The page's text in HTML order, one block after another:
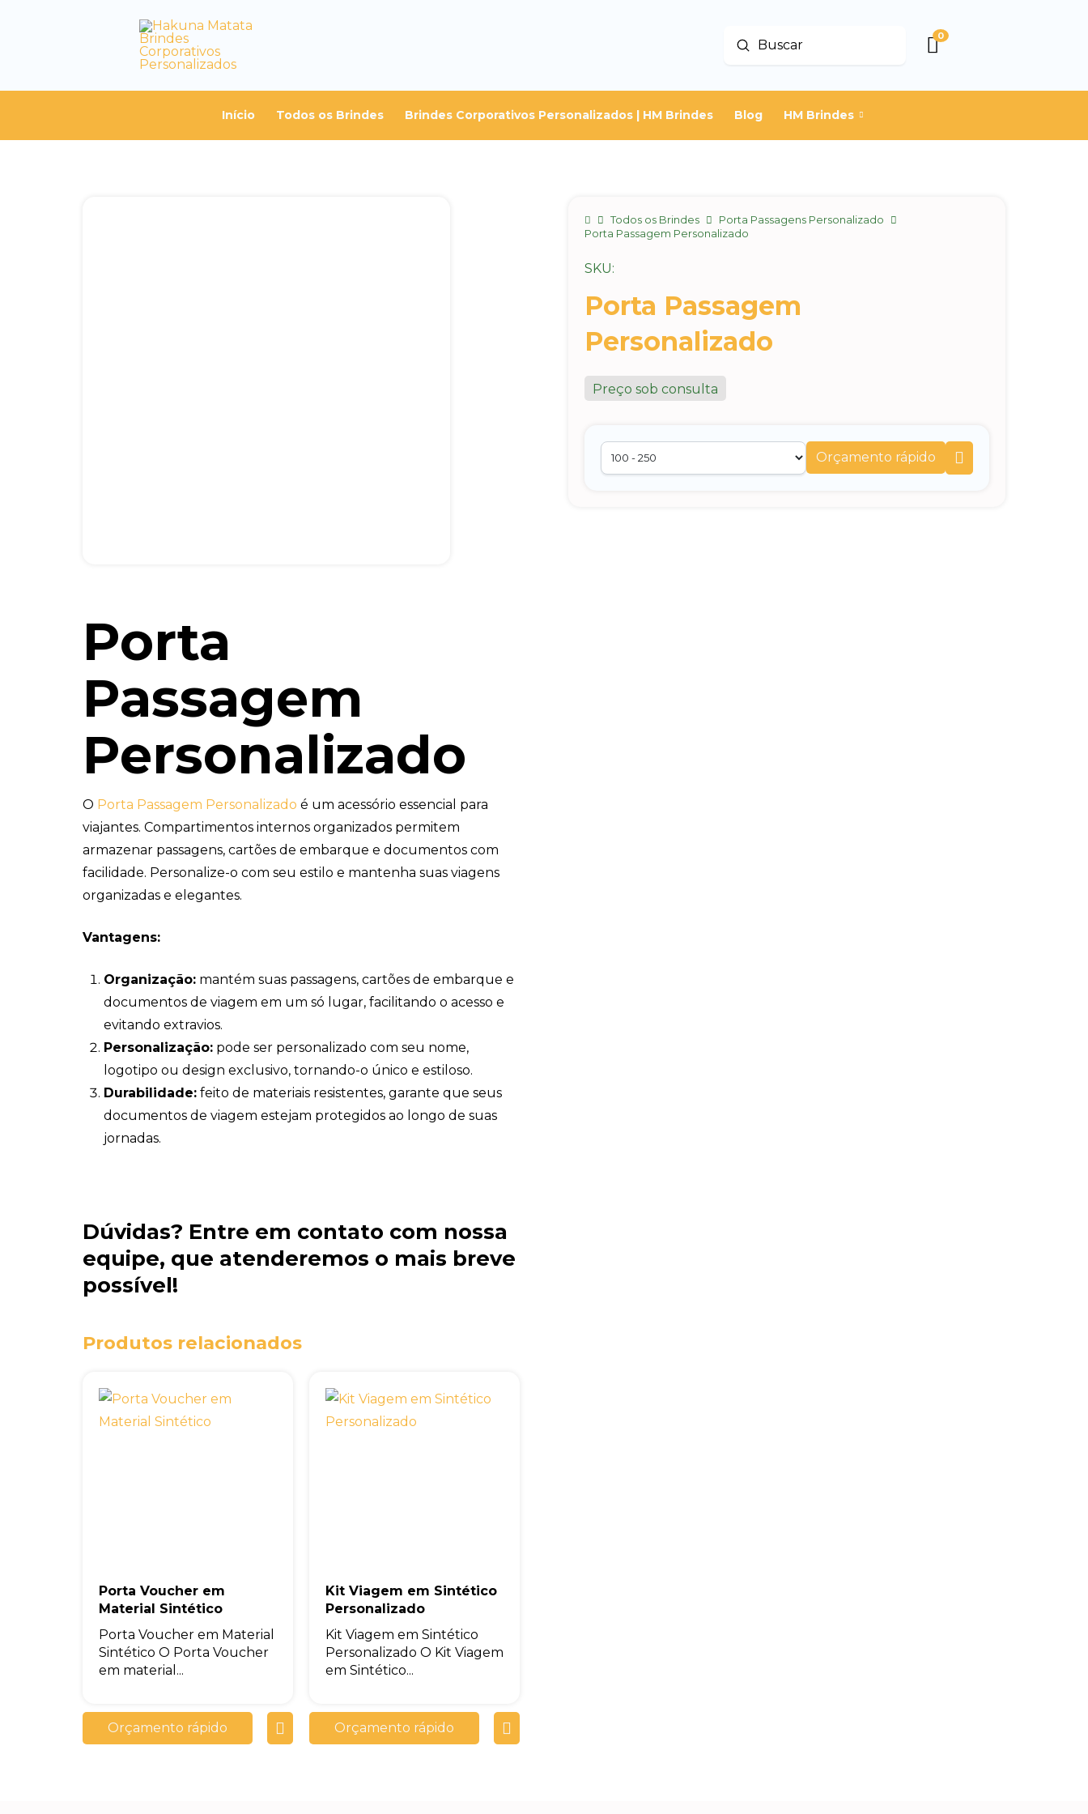
Buscar
Enviar
0
Início Todos os Brindes Brindes Corporativos Personalizados | HM Brindes Blog HM Brindes
HomeTodos os Brindes
Porta Passagens Personalizado
Porta Passagem Personalizado
SKU:
Porta Passagem
Personalizado
Preço sob consulta
Orçamento rápido
Porta
Passagem
Personalizado
O Porta Passagem Personalizado é um acessório essencial para
viajantes. Compartimentos internos organizados permitem
armazenar passagens, cartões de embarque e documentos com
facilidade. Personalize-o com seu estilo e mantenha suas viagens
organizadas e elegantes.
Vantagens:
Organização: mantém suas passagens, cartões de embarque e
documentos de viagem em um só lugar, facilitando o acesso e
evitando extravios.
Personalização: pode ser personalizado com seu nome,
logotipo ou design exclusivo, tornando-o único e estiloso.
Durabilidade: feito de materiais resistentes, garante que seus
documentos de viagem estejam protegidos ao longo de suas
jornadas.
Dúvidas? Entre em contato com nossa
equipe, que atenderemos o mais breve
possível!
Produtos relacionados
Porta Voucher em
Material Sintético
Porta Voucher em Material
Sintético O Porta Voucher
em material...
Orçamento rápido
Kit Viagem em Sintético
Personalizado
Kit Viagem em Sintético
Personalizado O Kit Viagem
em Sintético...
Orçamento rápido